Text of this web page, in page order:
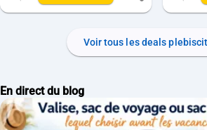
Nombre de commentaires
Voir tous les deals
En direct du blog